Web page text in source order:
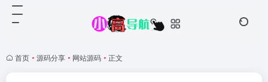
首页 • 源码分享 • 网站源码 • 正文